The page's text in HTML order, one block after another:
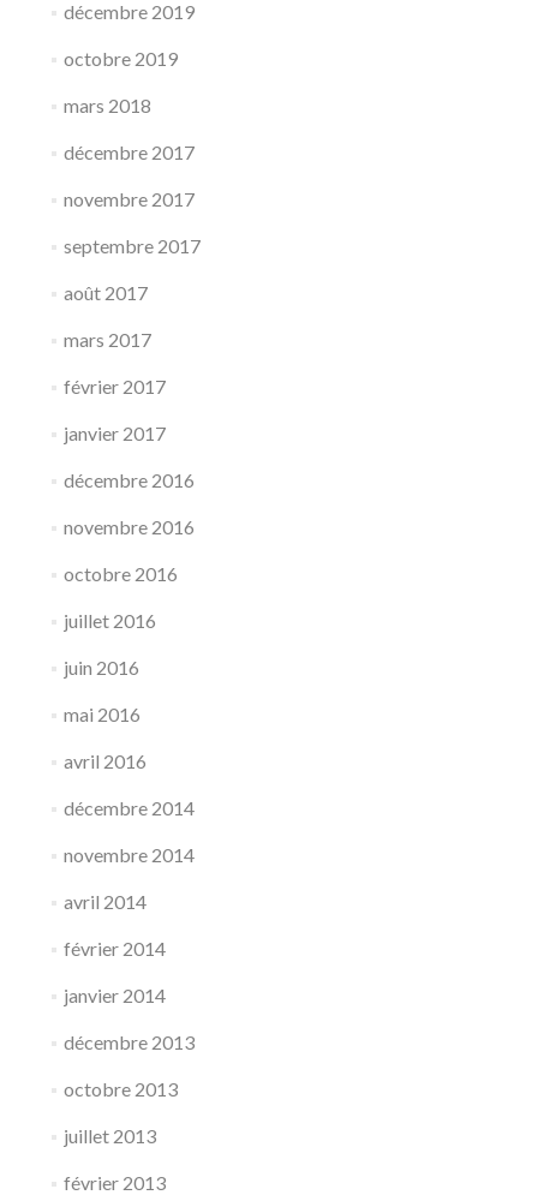
décembre 2019
octobre 2019
mars 2018
décembre 2017
novembre 2017
septembre 2017
août 2017
mars 2017
février 2017
janvier 2017
décembre 2016
novembre 2016
octobre 2016
juillet 2016
juin 2016
mai 2016
avril 2016
décembre 2014
novembre 2014
avril 2014
février 2014
janvier 2014
décembre 2013
octobre 2013
juillet 2013
février 2013